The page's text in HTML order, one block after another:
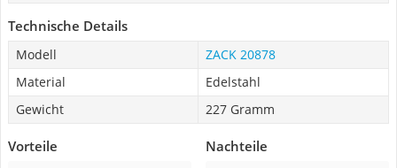
Technische Details
Modell
ZACK 20878
Material
Edelstahl
Gewicht
227 Gramm
Vorteile Nachteile